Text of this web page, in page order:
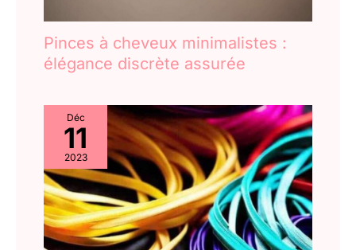
Pinces à cheveux minimalistes :
élégance discrète assurée
Déc
11
2023